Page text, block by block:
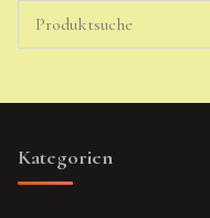
Kategorien